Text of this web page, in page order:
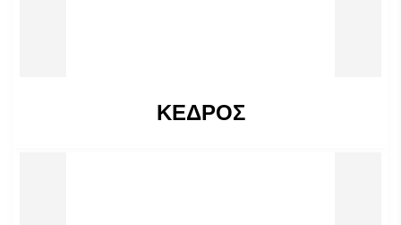
ΚΕΔΡΟΣ